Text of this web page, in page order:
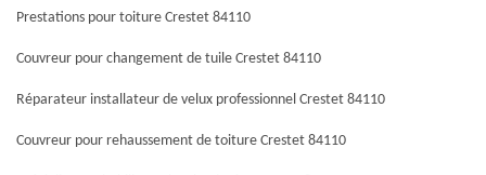
Prestations pour toiture Crestet 84110
Couvreur pour changement de tuile Crestet 84110
Réparateur installateur de velux professionnel Crestet 84110
Couvreur pour rehaussement de toiture Crestet 84110